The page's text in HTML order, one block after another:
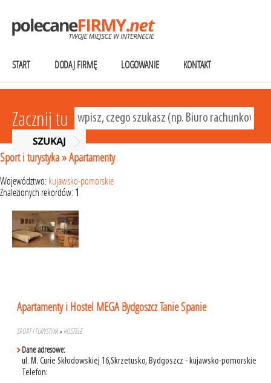
START DODAJ FIRMĘ LOGOWANIE KONTAKT
Zacznij tu
Sport i turystyka»Apartamenty
Województwo: kujawsko-pomorskie
Znalezionych rekordów: 1
Apartamenty i Hostel MEGA Bydgoszcz Tanie Spanie
SPORT I TURYSTYKA»HOSTELE
Dane adresowe:
ul. M. Curie Skłodowskiej 16,Skrzetusko, Bydgoszcz - kujawsko-pomorskie
Telefon: